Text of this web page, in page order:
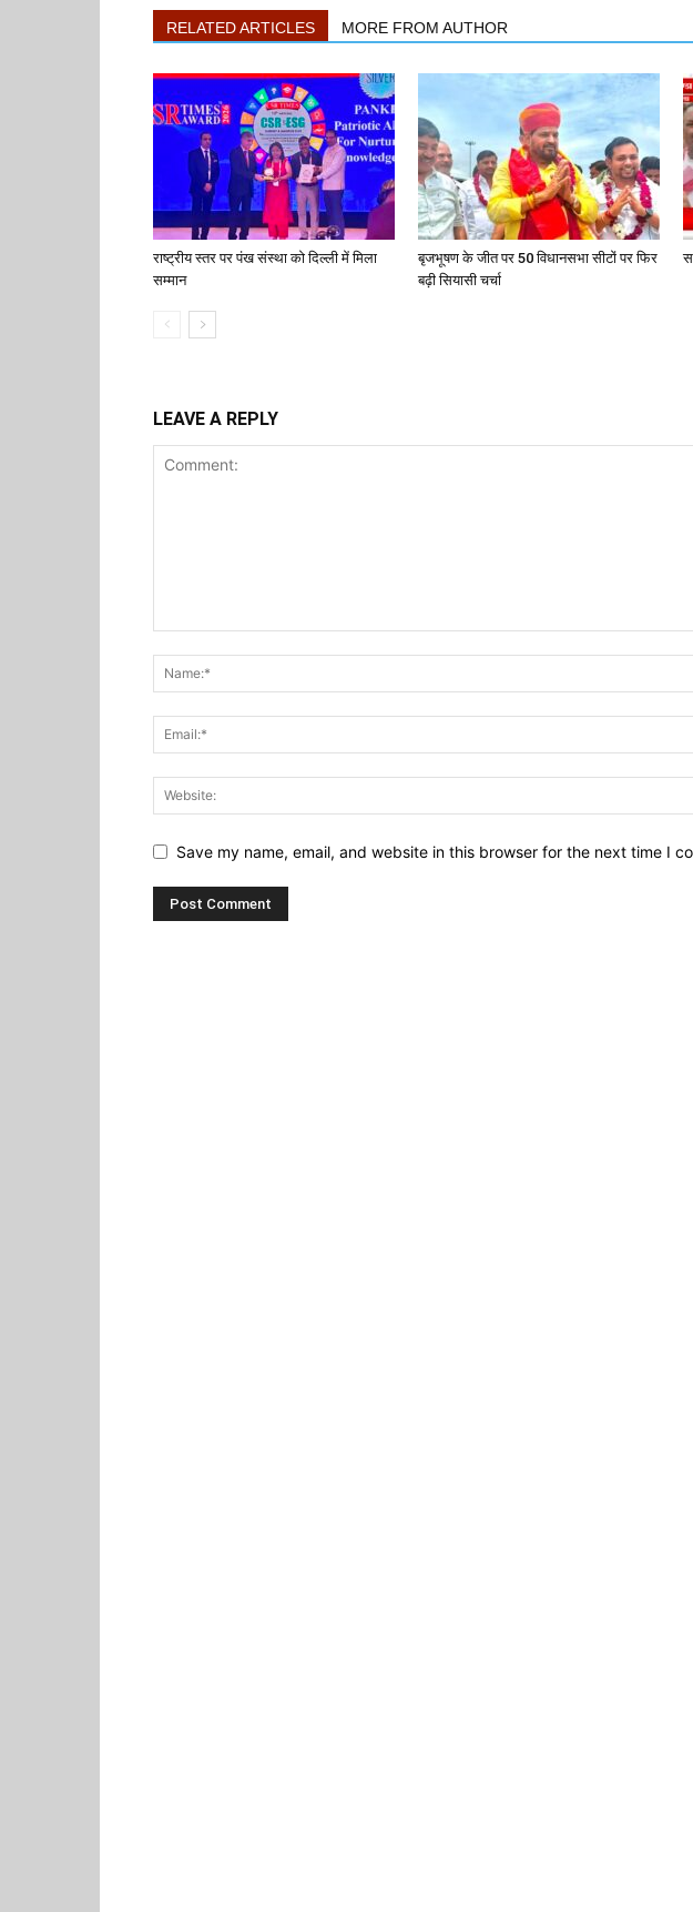
RELATED ARTICLES MORE FROM AUTHOR
राष्ट्रीय स्तर पर पंख संस्था को दिल्ली में मिला
सम्मान
बृजभूषण के जीत पर 50 विधानसभा सीटों पर फिर
बढ़ी सियासी चर्चा
LEAVE A REPLY
Save my name, email, and website in this browser for the next time I